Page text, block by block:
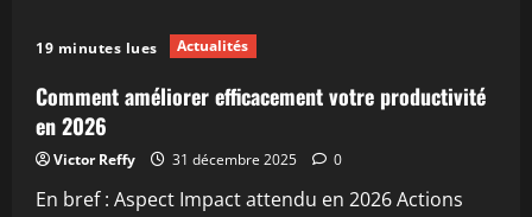
Efficacité
de
liste
des
procrastination
:
comment
gagner
19 minutes lues Actualités
Comment améliorer efficacement votre productivité
en 2026
Victor Reffy 31 décembre 2025 0
En bref : Aspect Impact attendu en 2026 Actions